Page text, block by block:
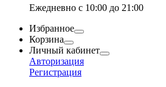
Ежедневно с 10:00 до 21:00
Избранное
Корзина
Личный кабинет
Авторизация
Регистрация